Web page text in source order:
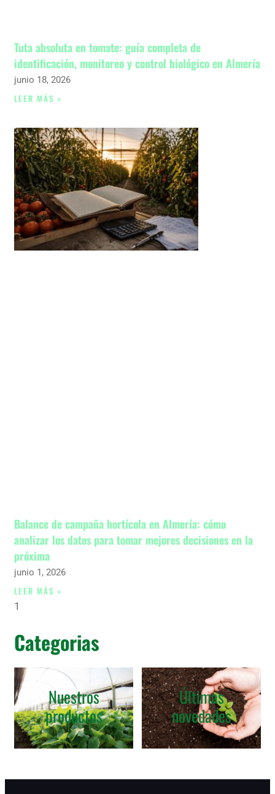
Tuta absoluta en tomate: guía completa de
identificación, monitoreo y control biológico en Almería
junio 18, 2026
LEER MÁS »
Balance de campaña hortícola en Almería: cómo
analizar los datos para tomar mejores decisiones en la
próxima
junio 1, 2026
LEER MÁS »
Categorias
Nuestros
productos
Últimas
novedades